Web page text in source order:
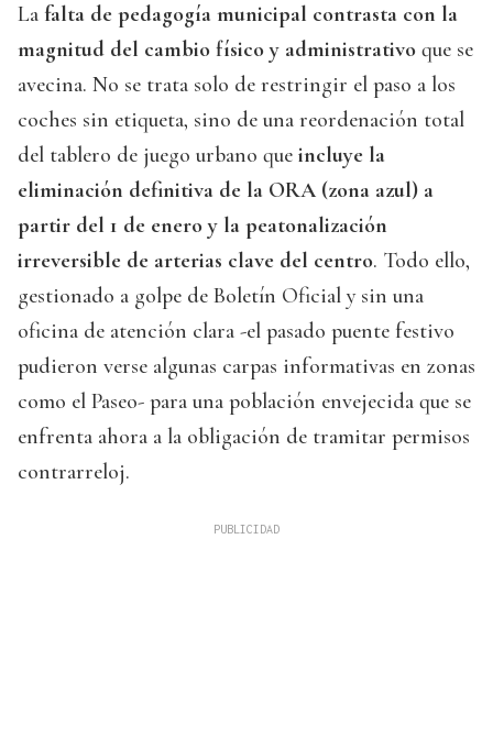
La falta de pedagogía municipal contrasta con la
magnitud del cambio físico y administrativo que se
avecina. No se trata solo de restringir el paso a los
coches sin etiqueta, sino de una reordenación total
del tablero de juego urbano que incluye la
eliminación definitiva de la ORA (zona azul) a
partir del 1 de enero y la peatonalización
irreversible de arterias clave del centro. Todo ello,
gestionado a golpe de Boletín Oficial y sin una
oficina de atención clara -el pasado puente festivo
pudieron verse algunas carpas informativas en zonas
como el Paseo- para una población envejecida que se
enfrenta ahora a la obligación de tramitar permisos
contrarreloj.